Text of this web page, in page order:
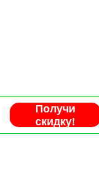
Получи
скидку!